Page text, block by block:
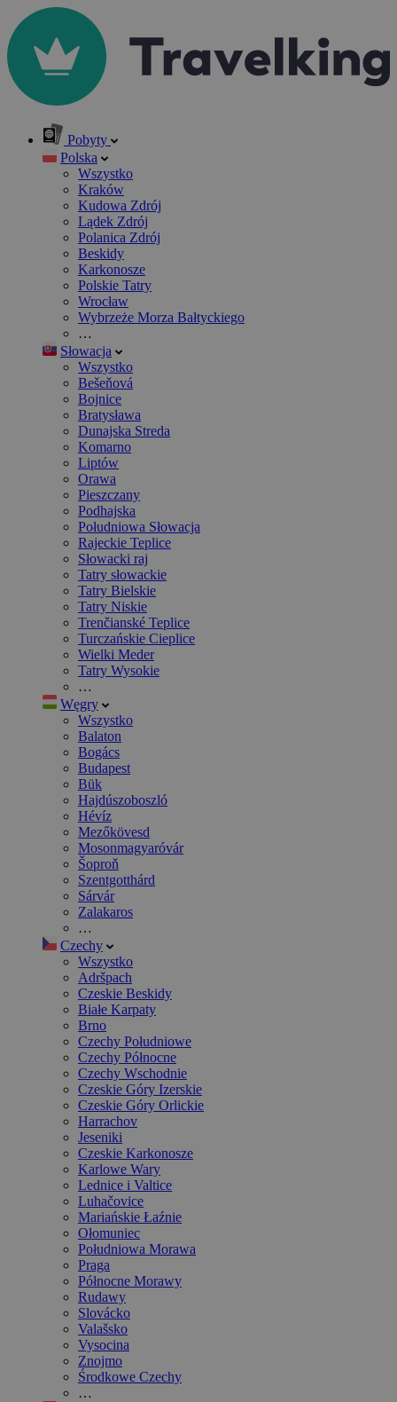
Pobyty
Polska
Wszystko
Kraków
Kudowa Zdrój
Lądek Zdrój
Polanica Zdrój
Beskidy
Karkonosze
Polskie Tatry
Wrocław
Wybrzeże Morza Bałtyckiego
…
Słowacja
Wszystko
Bešeňová
Bojnice
Bratysława
Dunajska Streda
Komarno
Liptów
Orawa
Pieszczany
Podhajska
Południowa Słowacja
Rajeckie Teplice
Słowacki raj
Tatry słowackie
Tatry Bielskie
Tatry Niskie
Trenčianské Teplice
Turczańskie Cieplice
Wielki Meder
Tatry Wysokie
…
Węgry
Wszystko
Balaton
Bogács
Budapest
Bük
Hajdúszoboszló
Hévíz
Mezőkövesd
Mosonmagyaróvár
Šoproň
Szentgotthárd
Sárvár
Zalakaros
…
Czechy
Wszystko
Adršpach
Czeskie Beskidy
Białe Karpaty
Brno
Czechy Południowe
Czechy Północne
Czechy Wschodnie
Czeskie Góry Izerskie
Czeskie Góry Orlickie
Harrachov
Jeseniki
Czeskie Karkonosze
Karlowe Wary
Lednice i Valtice
Luhačovice
Mariańskie Łaźnie
Ołomuniec
Południowa Morawa
Praga
Północne Morawy
Rudawy
Slovácko
Valašsko
Vysocina
Znojmo
Środkowe Czechy
…